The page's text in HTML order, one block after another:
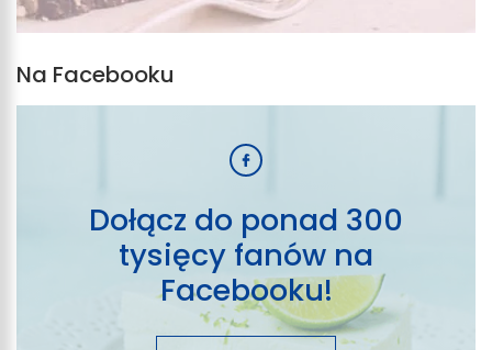
Na Facebooku
Dołącz do ponad 300
tysięcy fanów na
Facebooku!